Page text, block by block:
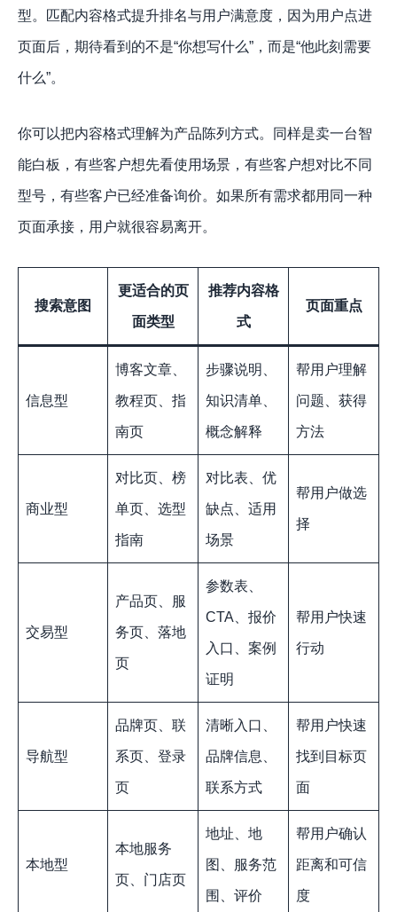
型。匹配内容格式提升排名与用户满意度，因为用户点进
页面后，期待看到的不是“你想写什么”，而是“他此刻需要
什么”。
你可以把内容格式理解为产品陈列方式。同样是卖一台智
能白板，有些客户想先看使用场景，有些客户想对比不同
型号，有些客户已经准备询价。如果所有需求都用同一种
页面承接，用户就很容易离开。
搜索意图
更适合的页
面类型
推荐内容格
式
页面重点
信息型
博客文章、
教程页、指
南页
步骤说明、
知识清单、
概念解释
帮用户理解
问题、获得
方法
商业型
对比页、榜
单页、选型
指南
对比表、优
缺点、适用
场景
帮用户做选
择
交易型
产品页、服
务页、落地
页
参数表、
CTA、报价
入口、案例
证明
帮用户快速
行动
导航型
品牌页、联
系页、登录
页
清晰入口、
品牌信息、
联系方式
帮用户快速
找到目标页
面
本地型
本地服务
页、门店页
地址、地
图、服务范
围、评价
帮用户确认
距离和可信
度